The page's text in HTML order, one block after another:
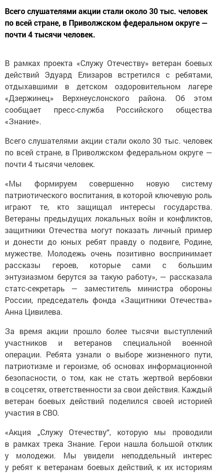
Всего слушателями акции стали около 30 тыс. человек
по всей стране, в Приволжском федеральном округе —
почти 4 тысячи человек.
В рамках проекта «Служу Отечеству» ветеран боевых
действий Эдуард Елизаров встретился с ребятами,
отдыхавшими в детском оздоровительном лагере
«Дзержинец» Верхнеуслонского района. Об этом
сообщает пресс-служба Российского общества
«Знание».
Всего слушателями акции стали около 30 тыс. человек
по всей стране, в Приволжском федеральном округе —
почти 4 тысячи человек.
«Мы формируем совершенно новую систему
патриотического воспитания, в которой ключевую роль
играют те, кто защищал интересы государства.
Ветераны предыдущих локальных войн и конфликтов,
защитники Отечества могут показать личный пример
и донести до юных ребят правду о подвиге, Родине,
мужестве. Молодежь очень позитивно воспринимает
рассказы героев, которые сами с большим
энтузиазмом берутся за такую работу», — рассказала
статс-секретарь — заместитель министра обороны
России, председатель фонда «Защитники Отечества»
Анна Цивилева.
За время акции прошло более тысячи выступлений
участников и ветеранов специальной военной
операции. Ребята узнали о выборе жизненного пути,
патриотизме и героизме, об основах информационной
безопасности, о том, как не стать жертвой вербовки
в соцсетях, ответственности за свои действия. Каждый
ветеран боевых действий поделился своей историей
участия в СВО.
«Акция „Служу Отечеству“, которую мы проводили
в рамках трека Знание. Герои нашла большой отклик
у молодежи. Мы увидели неподдельный интерес
у ребят к ветеранам боевых действий, к их историям